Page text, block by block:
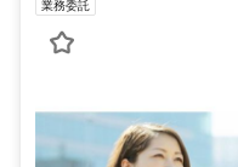
業務委託